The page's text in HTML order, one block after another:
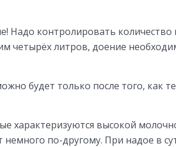
Надо контролировать
четырёх литров, доение
будет только после того, как
характеризуются высокой
немного по-другому. При надое в